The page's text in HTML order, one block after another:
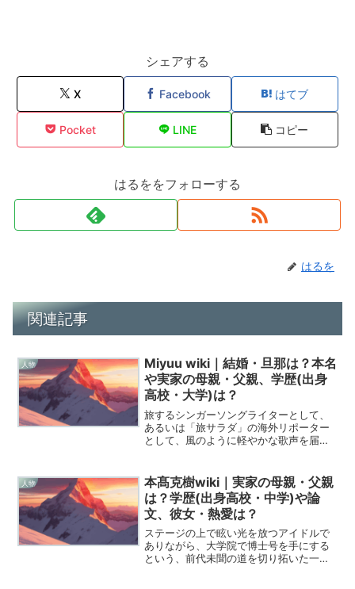
シェアする
X Facebook はてブ
Pocket LINE コピー
はるををフォローする
はるを
関連記事
人物
Miyuu wiki｜結婚・旦那は？本名
や実家の母親・父親、学歴(出身
高校・大学)は？
旅するシンガーソングライターとして、
あるいは「旅サラダ」の海外リポーター
として、風のように軽やかな歌声を届け
でいて繊細な優しさが宿っているように
感じます。そんなMi...
人物
本髙克樹wiki｜実家の母親・父親
は？学歴(出身高校・中学)や論
文、彼女・熱愛は？
ステージの上で眩い光を放つアイドルで
ありながら、大学院で博士号を手にする
という、前代未聞の道を切り拓いた一人